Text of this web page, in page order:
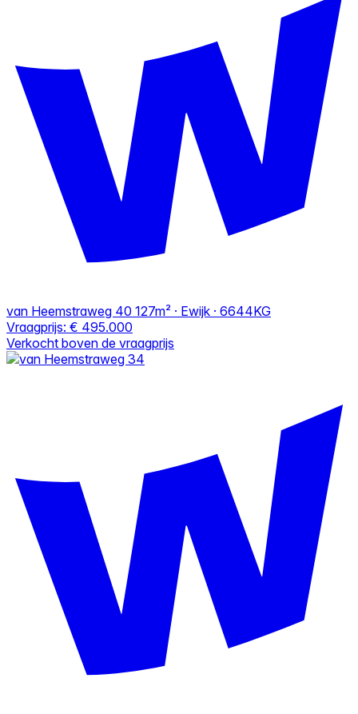
van Heemstraweg 40 127m² · Ewijk · 6644KG
Vraagprijs: € 495.000
Verkocht boven de vraagprijs